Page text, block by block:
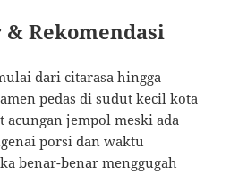
Rekomendasi
dari citarasa hingga
pedas di sudut kecil kota
acungan jempol meski ada
porsi dan waktu
benar-benar menggugah